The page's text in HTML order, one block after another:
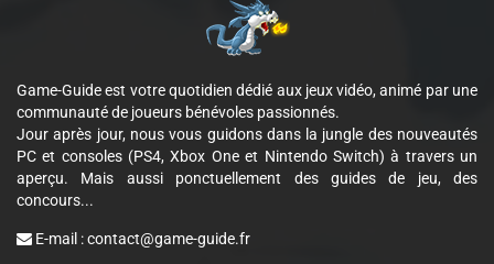
Game-Guide est votre quotidien dédié aux jeux vidéo, animé par une
communauté de joueurs bénévoles passionnés.
Jour après jour, nous vous guidons dans la jungle des nouveautés
PC et consoles (PS4, Xbox One et Nintendo Switch) à travers un
aperçu. Mais aussi ponctuellement des guides de jeu, des
concours...
E-mail :contact@game-guide.fr